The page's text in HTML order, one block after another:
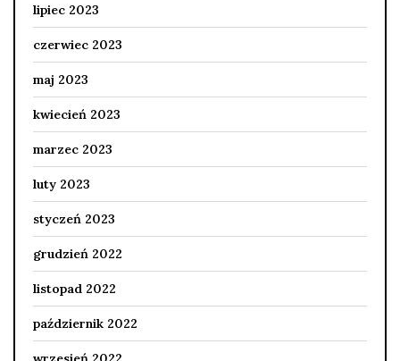
lipiec 2023
czerwiec 2023
maj 2023
kwiecień 2023
marzec 2023
luty 2023
styczeń 2023
grudzień 2022
listopad 2022
październik 2022